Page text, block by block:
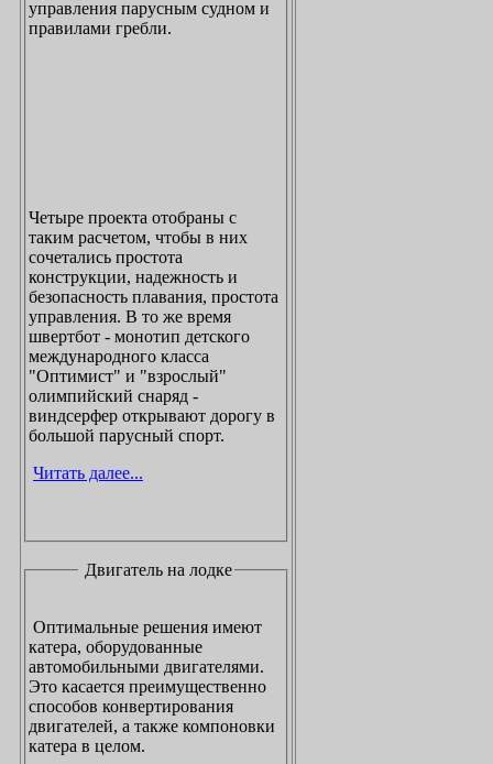
управления парусным судном и
правилами гребли.
Четыре проекта отобраны с
таким расчетом, чтобы в них
сочетались простота
конструкции, надежность и
безопасность плавания, простота
управления. В то же время
швертбот - монотип детского
международного класса
"Оптимист" и "взрослый"
олимпийский снаряд -
виндсерфер открывают дорогу в
большой парусный спорт.
Читать далее...
Двигатель на лодке
Оптимальные решения имеют
катера, оборудованные
автомобильными двигателями.
Это касается преимущественно
способов конвертирования
двигателей, а также компоновки
катера в целом.